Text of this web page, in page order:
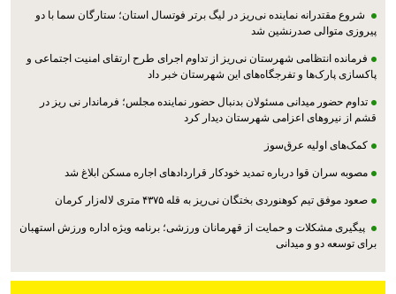
شروع مقتدرانه نماینده نی‌ریز در لیگ برتر فوتسال استان؛ ستارگان سما با دو
پیروزی متوالی صدرنشین شد
فرمانده انتظامی شهرستان نی‌ریز از تداوم اجرای طرح ارتقای امنیت اجتماعی و
پاکسازی پارک‌ها و تفرجگاه‌های این شهرستان خبر داد
تداوم حضور میدانی مسئولان بدنبال حضور نماینده مجلس؛ فرماندار نی ریز در
قشم از نیروهای اعزامی شهرستان دیدار کرد
کمک‌های اولیه عرق‌سوز
مصوبه سران قوا درباره تمدید خودکار قراردادهای اجاره مسکن ابلاغ شد
صعود موفق تیم کوهنوردی بختگان نی‌ریز به قله ۴۳۷۵ متری لاله‌زار کرمان
پیگیری مشکلات و حمایت از قهرمانان ورزشی؛ برنامه ویژه اداره ورزش استهبان
برای توسعه دو و میدانی